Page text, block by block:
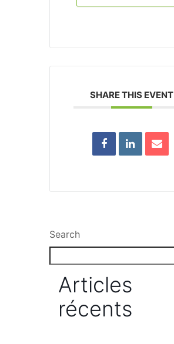
SHARE THIS EVENT
Search
Articles
récents